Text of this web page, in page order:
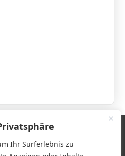
Ihr Surferlebnis zu